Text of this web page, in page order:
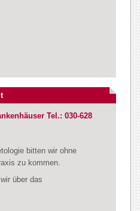
Tel.: 030-628
bitten wir ohne
zu kommen.
über das